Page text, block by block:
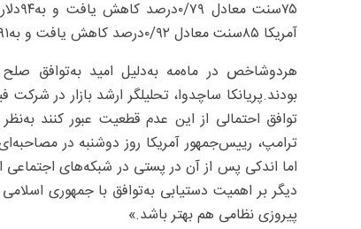
آمریکا ۸۵سنت معادل ۹۲/‏‏۰‌درصد کاهش یافت و به‌۹۱دلارو۳۱سنت در هر بشکه رسید.
بودند.پریانکا ساچدوا، تحلیلگر ارشد بازار در
توافق احتمالی از این عدم قطعیت عبور کنند
دیگر بر اهمیت دستیابی به‌توافق با جمهوری
پیروزی نظامی هم بهتر باشد.»